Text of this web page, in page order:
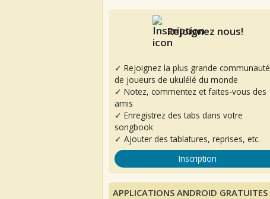
Rejoignez nous!
✓ Rejoignez la plus grande communauté
de joueurs de ukulélé du monde
✓ Notez, commentez et faites-vous des
amis
✓ Enregistrez des tabs dans votre
songbook
✓ Ajouter des tablatures, reprises, etc.
Inscription
APPLICATIONS ANDROID GRATUITES